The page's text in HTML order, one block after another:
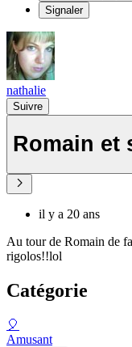
Signaler
nathalie
Suivre
Romain et
il y a 20 ans
Au tour de Romain de
rigolos!!lol
Catégorie
🎈
Amusant